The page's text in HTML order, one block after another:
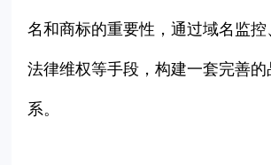
名和商标的重要性，通过域名监控
法律维权等手段，构建一套完善
系。